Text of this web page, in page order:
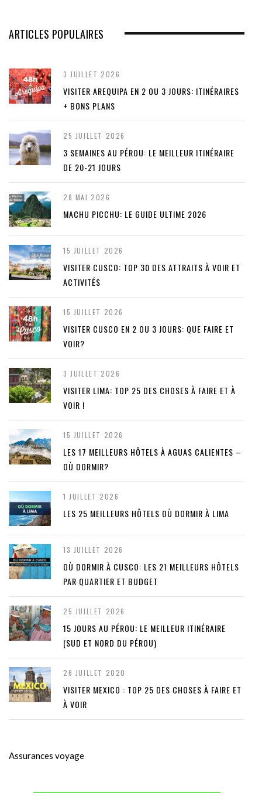
ARTICLES POPULAIRES
3 JUILLET 2026
VISITER AREQUIPA EN 2 OU 3 JOURS: ITINÉRAIRES
+ BONS PLANS
25 JUILLET 2026
3 SEMAINES AU PÉROU: LE MEILLEUR ITINÉRAIRE
DE 20-21 JOURS
28 MAI 2026
MACHU PICCHU: LE GUIDE ULTIME 2026
15 JUILLET 2026
VISITER CUSCO: TOP 30 DES ATTRAITS À VOIR ET
ACTIVITÉS
15 JUILLET 2026
VISITER CUSCO EN 2 OU 3 JOURS: QUE FAIRE ET
VOIR?
3 JUILLET 2026
VISITER LIMA: TOP 25 DES CHOSES À FAIRE ET À
VOIR !
15 JUILLET 2026
LES 17 MEILLEURS HÔTELS À AGUAS CALIENTES –
OÙ DORMIR?
1 JUILLET 2026
LES 25 MEILLEURS HÔTELS OÙ DORMIR À LIMA
13 JUILLET 2026
OÙ DORMIR À CUSCO: LES 21 MEILLEURS HÔTELS
PAR QUARTIER ET BUDGET
25 JUILLET 2026
15 JOURS AU PÉROU: LE MEILLEUR ITINÉRAIRE
(SUD ET NORD DU PÉROU)
26 JUILLET 2020
VISITER MEXICO : TOP 25 DES CHOSES À FAIRE ET
À VOIR
Assurances voyage